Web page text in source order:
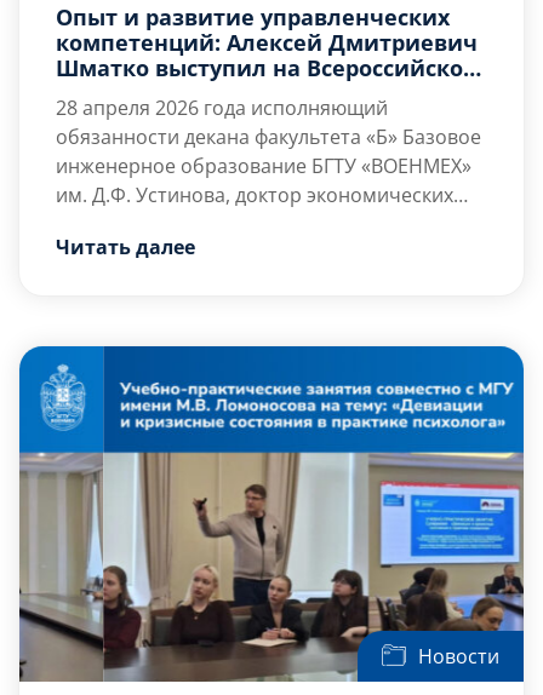
Опыт и развитие управленческих
компетенций: Алексей Дмитриевич
Шматко выступил на Всероссийской
научно-практической конференции
28 апреля 2026 года исполняющий
обязанности декана факультета «Б» Базовое
инженерное образование БГТУ «ВОЕНМЕХ»
им. Д.Ф. Устинова, доктор экономических
Шматко принял участие во Всероссийской
«Современные проблемы менеджмента».
Петербургского государственного
видеоконференций 5-го […]
Читать далее
Новости